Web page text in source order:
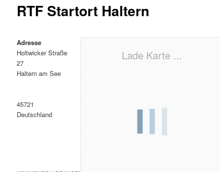
RTF Startort Haltern
Lade Karte ...
Adresse
Holtwicker Straße
27
Haltern am See
45721
Deutschland